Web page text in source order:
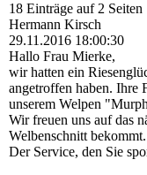
18 Einträge auf 2 Seiten
Hermann Kirsch
29.11.2016 18:00:30
Hallo Frau Mierke,
wir hatten ein
angetroffen haben. Ihre
unserem Welpen
Wir freuen uns auf das
Welbenschnitt bekommt.
Der Service, den Sie